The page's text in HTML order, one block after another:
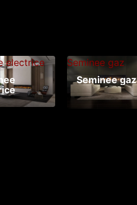
electrice
Seminee gaz
Seminee gaz